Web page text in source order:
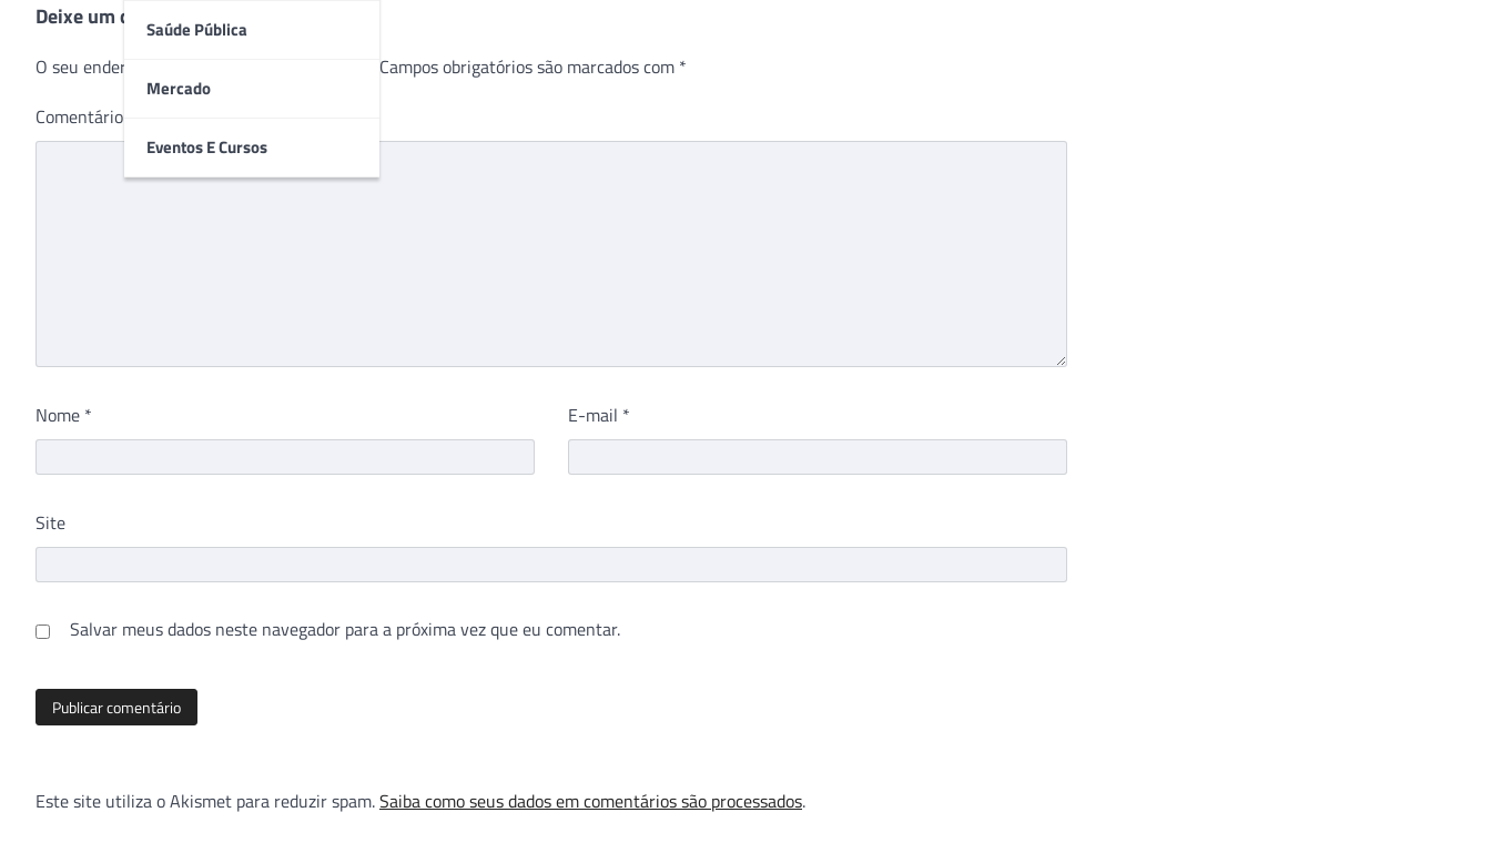
Saúde Pública
Mercado
Eventos E Cursos
Post
Deixe um comentário
O seu endereço de e-mail não será publicado. Campos obrigatórios são marcados com *
Comentário
Nome * E-mail *
Site
Salvar meus dados neste navegador para a próxima vez que eu comentar.
Este site utiliza o Akismet para reduzir spam.Saiba como seus dados em comentários são processados.